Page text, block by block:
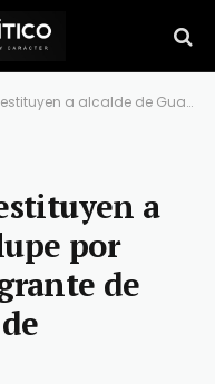
por asesinato de integrante de “Los Románticos de Zacatecas”
a
por
de